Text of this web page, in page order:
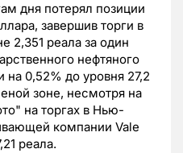
дня потерял позиции
завершив торги в
2,351 реала за один
нефтяного
на 0,52% до уровня 27,2
зоне, несмотря на
на торгах в Нью-
компании Vale
реала.